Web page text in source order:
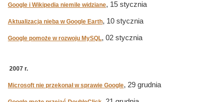
Google i Wikipedia niemile widziane, 15 stycznia
Aktualizacja nieba w Google Earth, 10 stycznia
Google pomoże w rozwoju MySQL, 02 stycznia
2007 r.
Microsoft nie przekonał w sprawie Google, 29 grudnia